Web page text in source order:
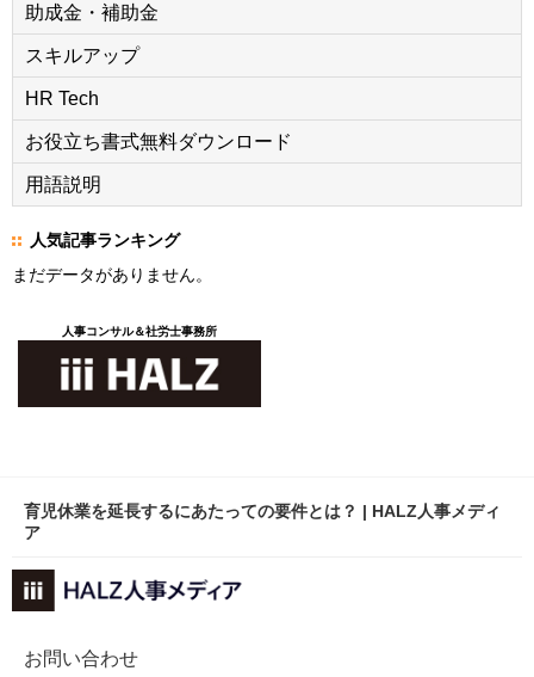
助成金・補助金
スキルアップ
HR Tech
お役立ち書式無料ダウンロード
用語説明
人気記事ランキング
まだデータがありません。
人事コンサル＆社労士事務所
育児休業を延長するにあたっての要件とは？ | HALZ人事メディ
ア
お問い合わせ